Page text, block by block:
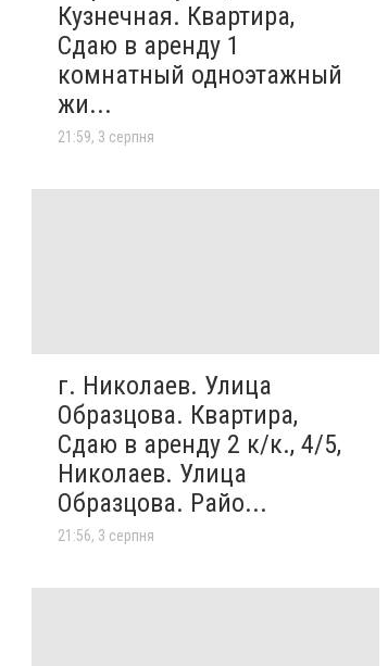
Кузнечная. Квартира,
Сдаю в аренду 1
комнатный одноэтажный
жи...
21:59, 3 серпня
г. Николаев. Улица
Образцова. Квартира,
Сдаю в аренду 2 к/к., 4/5,
Николаев. Улица
Образцова. Райо...
21:56, 3 серпня